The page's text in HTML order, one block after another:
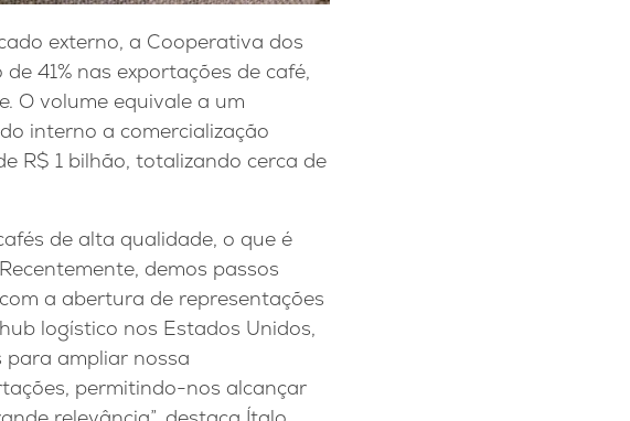
externo, a Cooperativa dos
41% nas exportações de café,
O volume equivale a um
interno a comercialização
R$ 1 bilhão, totalizando cerca de
de alta qualidade, o que é
demos passos
a abertura de representações
logístico nos Estados Unidos,
ampliar nossa
permitindo-nos alcançar